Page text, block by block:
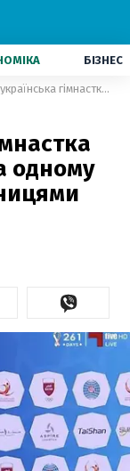
БІЗНЕС
15-річна українська гімнастка відмовилася стояти на одному п'єдесталі з представницями Росії
одному